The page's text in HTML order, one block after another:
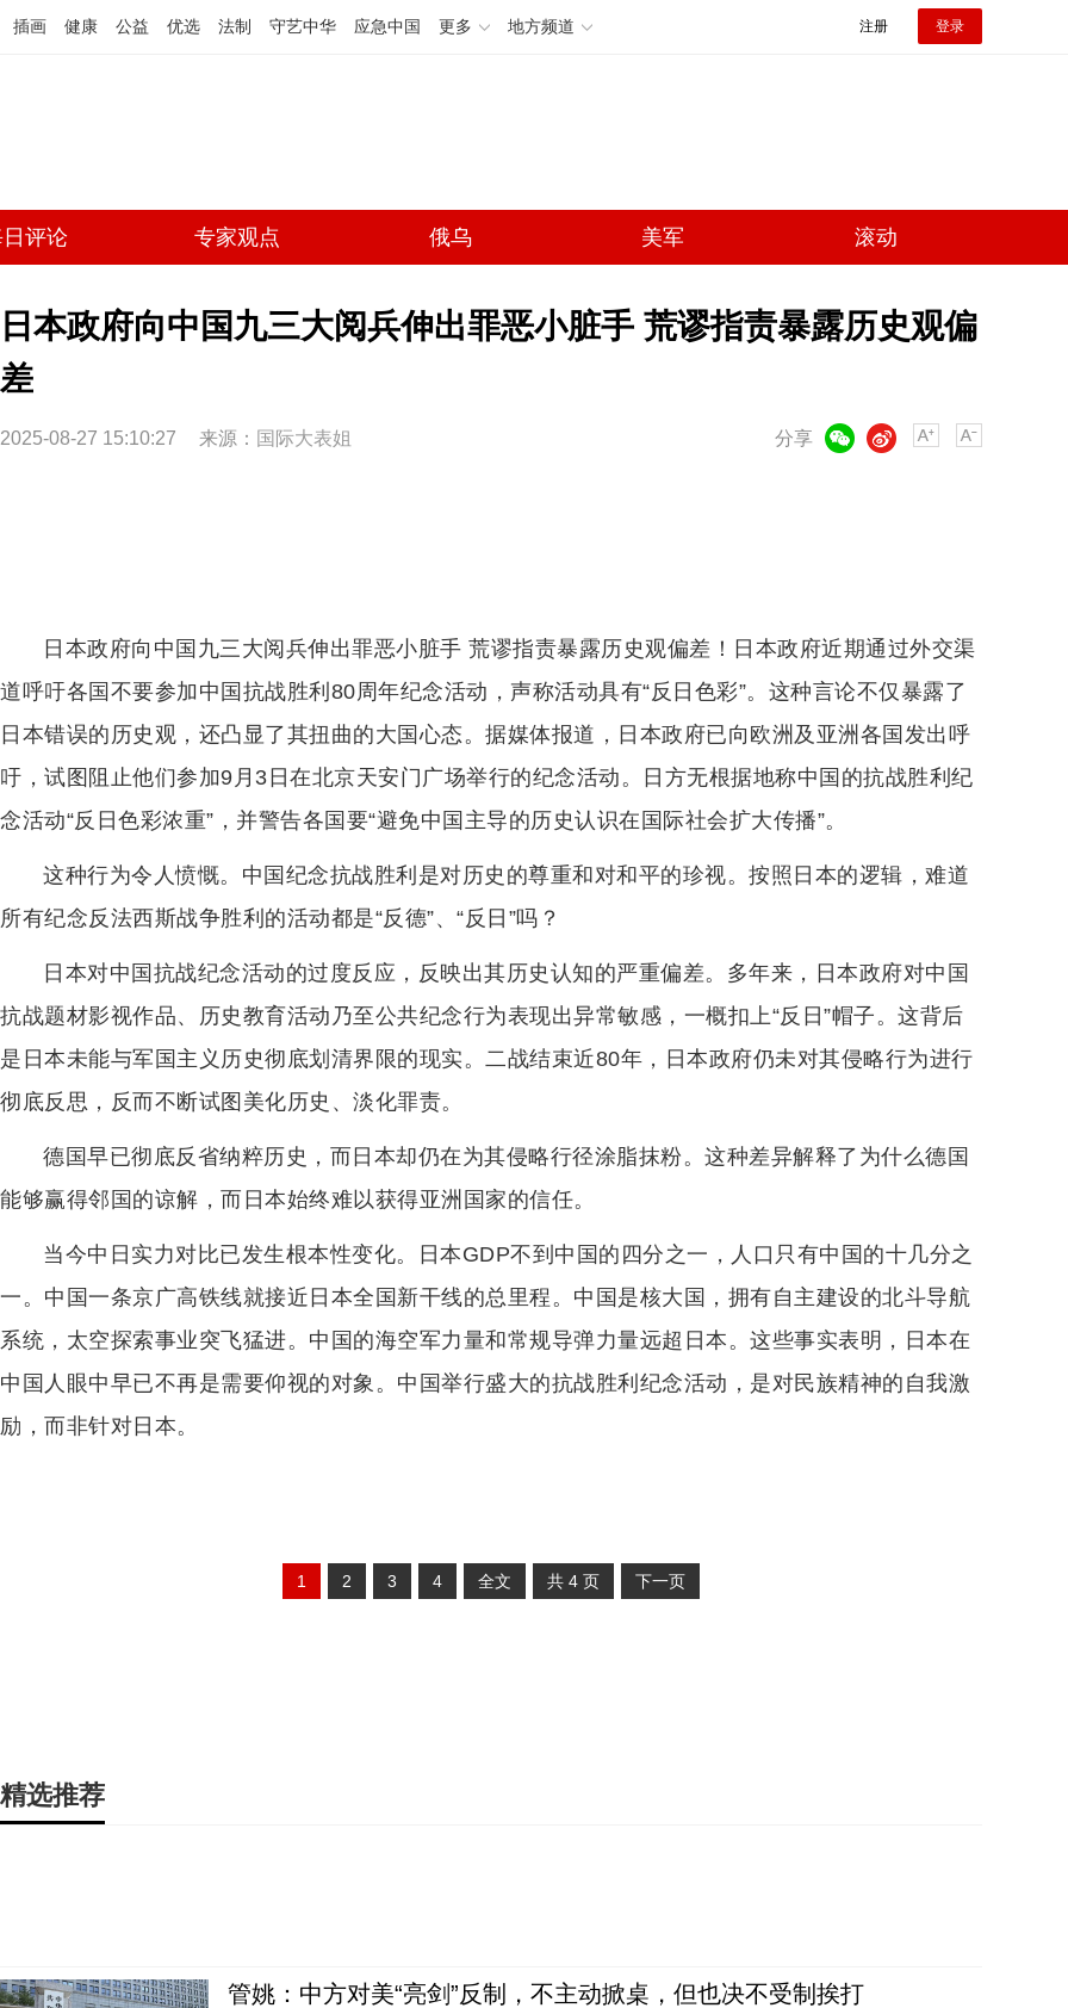
插画 健康 公益 优选 法制 守艺中华 应急中国 更多 地方频道 注册 登录
评论 专家观点 俄乌 美军 滚动
日本政府向中国九三大阅兵伸出罪恶小脏手 荒谬指责暴露历史观偏
差
2025-08-27 15:10:27 来源： 国际大表姐 分享
微博
日本政府向中国九三大阅兵伸出罪恶小脏手 荒谬指责暴露历史观偏差！日本政府近期通过外交渠
道呼吁各国不要参加中国抗战胜利80周年纪念活动，声称活动具有“反日色彩”。这种言论不仅暴露了
日本错误的历史观，还凸显了其扭曲的大国心态。据媒体报道，日本政府已向欧洲及亚洲各国发出呼
吁，试图阻止他们参加9月3日在北京天安门广场举行的纪念活动。日方无根据地称中国的抗战胜利纪
念活动“反日色彩浓重”，并警告各国要“避免中国主导的历史认识在国际社会扩大传播”。
这种行为令人愤慨。中国纪念抗战胜利是对历史的尊重和对和平的珍视。按照日本的逻辑，难道
所有纪念反法西斯战争胜利的活动都是“反德”、“反日”吗？
日本对中国抗战纪念活动的过度反应，反映出其历史认知的严重偏差。多年来，日本政府对中国
抗战题材影视作品、历史教育活动乃至公共纪念行为表现出异常敏感，一概扣上“反日”帽子。这背后
是日本未能与军国主义历史彻底划清界限的现实。二战结束近80年，日本政府仍未对其侵略行为进行
彻底反思，反而不断试图美化历史、淡化罪责。
德国早已彻底反省纳粹历史，而日本却仍在为其侵略行径涂脂抹粉。这种差异解释了为什么德国
能够赢得邻国的谅解，而日本始终难以获得亚洲国家的信任。
当今中日实力对比已发生根本性变化。日本GDP不到中国的四分之一，人口只有中国的十几分之
一。中国一条京广高铁线就接近日本全国新干线的总里程。中国是核大国，拥有自主建设的北斗导航
系统，太空探索事业突飞猛进。中国的海空军力量和常规导弹力量远超日本。这些事实表明，日本在
中国人眼中早已不再是需要仰视的对象。中国举行盛大的抗战胜利纪念活动，是对民族精神的自我激
励，而非针对日本。
1 2 3 4 全文 共 4 页 下一页
精选推荐
管姚：中方对美“亮剑”反制，不主动掀桌，但也决不受制挨打